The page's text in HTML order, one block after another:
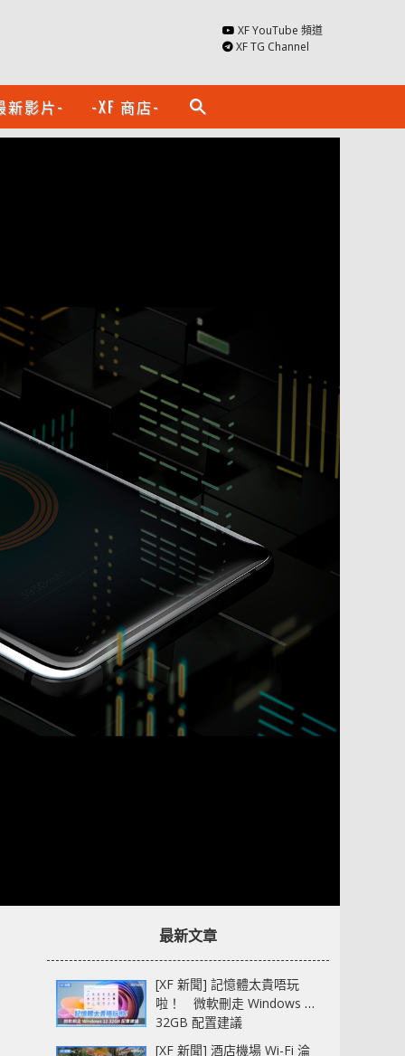
XF YouTube 頻道
XF TG Channel
新影片- -XF 商店- search
最新文章
[XF 新聞] 記憶體太貴唔玩
啦！ 微軟刪走 Windows 11
32GB 配置建議
[XF 新聞] 酒店機場 Wi-Fi 淪